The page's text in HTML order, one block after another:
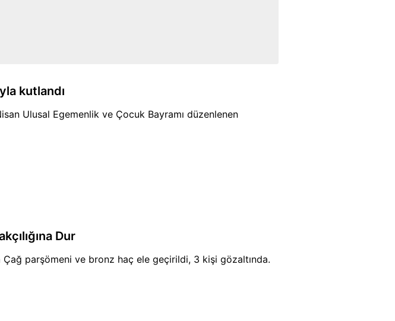
kutlandı
Ulusal Egemenlik ve Çocuk Bayramı düzenlenen
Dur
parşömeni ve bronz haç ele geçirildi, 3 kişi gözaltında.